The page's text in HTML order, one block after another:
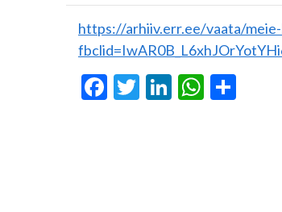
https://arhiiv.err.ee/vaata/
Facebook
Twitter
LinkedIn